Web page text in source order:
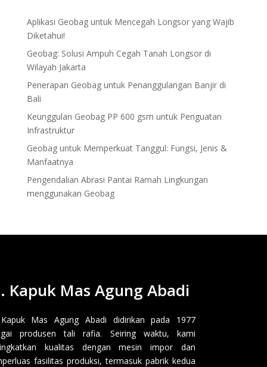
Aplikasi Geobag untuk Mencegah Longsor yang Wajib
Diketahui!
Geobag: Solusi Ampuh Cegah Tanah Longsor di
Wilayah Jakarta
Penerapan Geobag untuk Penanggulangan Banjir di
Bali
Keunggulan Geobag PP 600 gsm untuk Penguatan
Infrastruktur
Geobag untuk Memperkuat Tanggul: Fungsi, Jenis &
Manfaatnya
Pengendalian Abrasi Pantai Ramah Lingkungan
menggunakan Geobag
Kapuk Mas Agung Abadi
Mas Agung Abadi didirikan pada 1977
produsen tali rafia. Seiring waktu, kami
kualitas dengan mesin impor dan
fasilitas produksi, termasuk pabrik kedua